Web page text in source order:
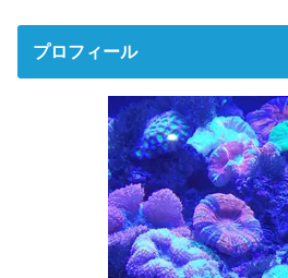
プロフィール